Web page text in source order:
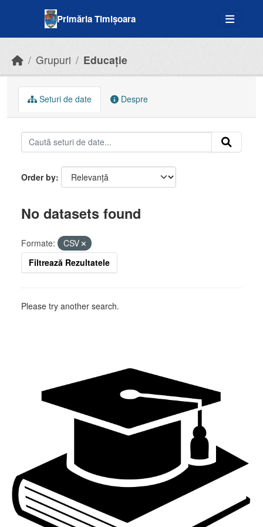
Primăria Timișoara
Grupuri Educație
Seturi de date Despre
Order by
No datasets found
Formate:
CSV
Filtrează Rezultatele
Please try another search.